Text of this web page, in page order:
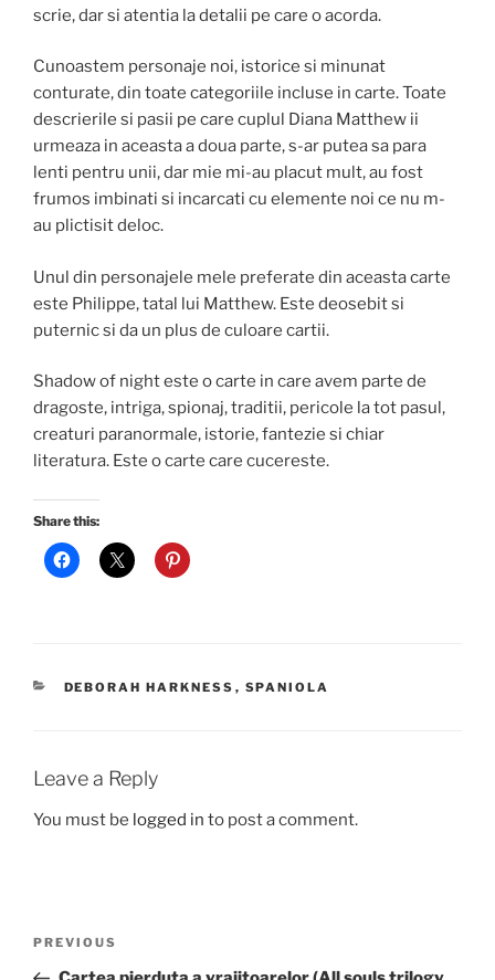
scrie, dar si atentia la detalii pe care o acorda.
Cunoastem personaje noi, istorice si minunat
conturate, din toate categoriile incluse in carte. Toate
descrierile si pasii pe care cuplul Diana Matthew ii
urmeaza in aceasta a doua parte, s-ar putea sa para
lenti pentru unii, dar mie mi-au placut mult, au fost
frumos imbinati si incarcati cu elemente noi ce nu m-
au plictisit deloc.
Unul din personajele mele preferate din aceasta carte
este Philippe, tatal lui Matthew. Este deosebit si
puternic si da un plus de culoare cartii.
Shadow of night este o carte in care avem parte de
dragoste, intriga, spionaj, traditii, pericole la tot pasul,
creaturi paranormale, istorie, fantezie si chiar
literatura. Este o carte care cucereste.
Share this:
CATEGORIES
DEBORAH HARKNESS , SPANIOLA
Leave a Reply
You must be logged in to post a comment.
Previous
Post
PREVIOUS